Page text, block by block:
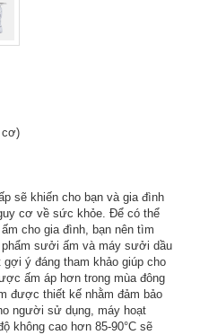
cơ)
sẽ khiến cho bạn và gia đình
cơ về sức khỏe. Để có thể
cho gia đình, bạn nên tìm
sưởi ấm và máy sưởi dầu
ý đáng tham khảo giúp cho
ấm áp hơn trong mùa đông
được thiết kế nhằm đảm bảo
người sử dụng, máy hoạt
không cao hơn 85-90°C sẽ